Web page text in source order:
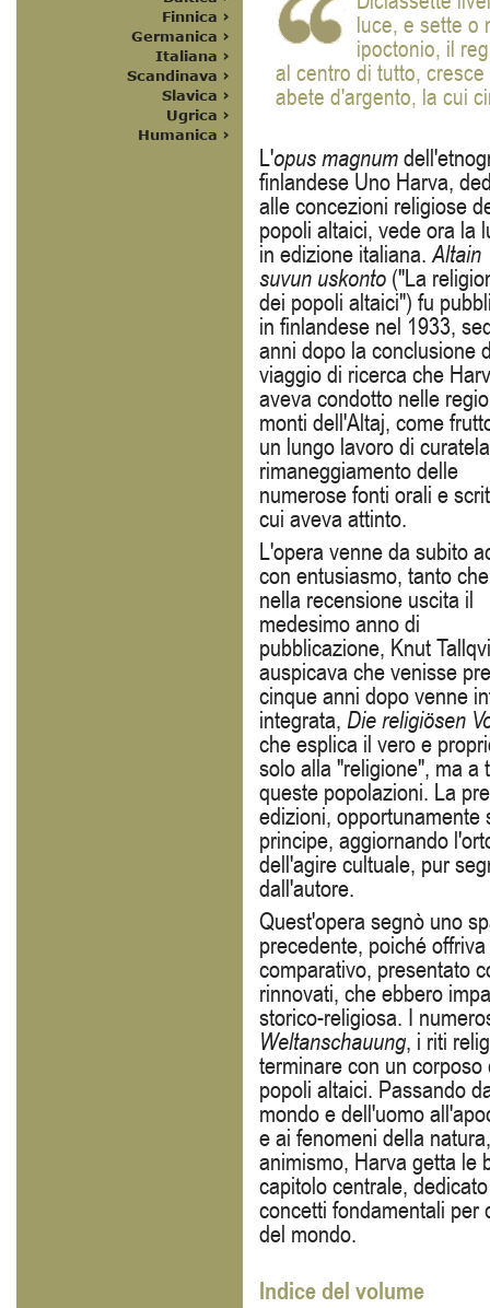
luce, e sette o
ipoctonio, il
al centro di tutto,
abete d'argento, la cui
L'opus magnum
finlandese Uno Harva,
alle concezioni religiose
popoli altaici, vede ora la
in edizione italiana. Altain
suvun uskonto ("La
dei popoli altaici") fu
in finlandese nel 1933,
anni dopo la conclusione
viaggio di ricerca che
aveva condotto nelle
monti dell'Altaj, come
un lungo lavoro di
rimaneggiamento delle
numerose fonti orali e
cui aveva attinto.
L'opera venne da subito
con entusiasmo, tanto
nella recensione uscita il
medesimo anno di
pubblicazione, Knut
auspicava che venisse
cinque anni dopo venne
integrata, Die religiösen
che esplica il vero e
solo alla "religione", ma a
queste popolazioni. La
edizioni,
principe, aggiornando
dell'agire cultuale, pur
dall'autore.
Quest'opera segnò uno
precedente, poiché
comparativo, presentato
rinnovati, che ebbero
storico-religiosa. I
Weltanschauung, i riti
terminare con un
popoli altaici. Passando
mondo e dell'uomo
e ai fenomeni della
animismo, Harva getta le
capitolo centrale,
concetti fondamentali per
del mondo.
Indice del volume